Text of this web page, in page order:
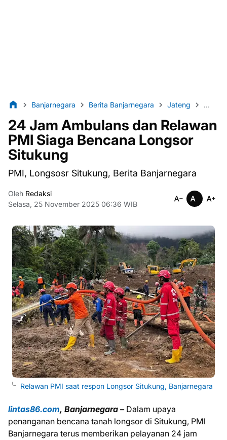
Banjarnegara Berita Banjarnegara Jateng
24 Jam Ambulans dan Relawan
PMI Siaga Bencana Longsor
Situkung
PMI, Longsosr Situkung, Berita Banjarnegara
Oleh Redaksi
Selasa, 25 November 2025 06:36 WIB
Relawan PMI saat respon Longsor Situkung, Banjarnegara
lintas86.com, Banjarnegara –Dalam upaya
penanganan bencana tanah longsor di Situkung, PMI
Banjarnegara terus memberikan pelayanan 24 jam